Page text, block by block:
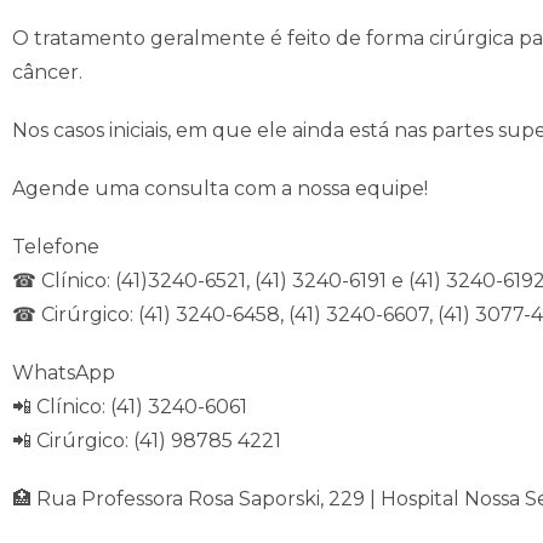
O tratamento geralmente é feito de forma cirúrgica
câncer.
Nos casos iniciais, em que ele ainda está nas partes
Agende uma consulta com a nossa equipe!
Telefone
☎ Clínico: (41)3240-6521, (41) 3240-6191 e (41) 3240-
☎ Cirúrgico: (41) 3240-6458, (41) 3240-6607, (41) 3077-
WhatsApp
📲 Clínico: (41) 3240-6061
📲 Cirúrgico: (41) 98785 4221
🏥 Rua Professora Rosa Saporski, 229 | Hospital Nossa